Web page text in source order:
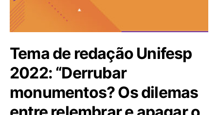
Tema de redação Unifesp
2022: “Derrubar
monumentos? Os dilemas